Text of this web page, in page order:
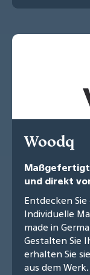
Woodq
und direkt
Entdecken
Individuelle
made in
Gestalten Sie
erhalten Sie
aus dem Werk.